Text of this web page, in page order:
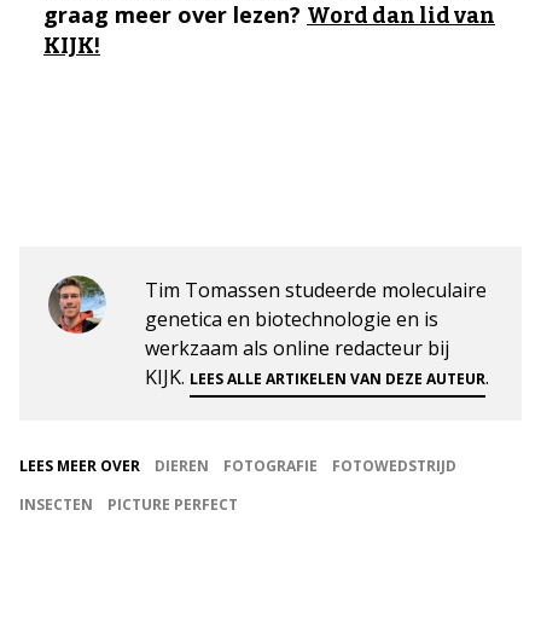
graag meer over lezen? Word dan lid van
KIJK!
Tim Tomassen studeerde moleculaire
genetica en biotechnologie en is
werkzaam als online redacteur bij
KIJK. LEES ALLE ARTIKELEN VAN DEZE AUTEUR.
LEES MEER OVER DIEREN FOTOGRAFIE
FOTOWEDSTRIJD
INSECTEN
PICTURE PERFECT